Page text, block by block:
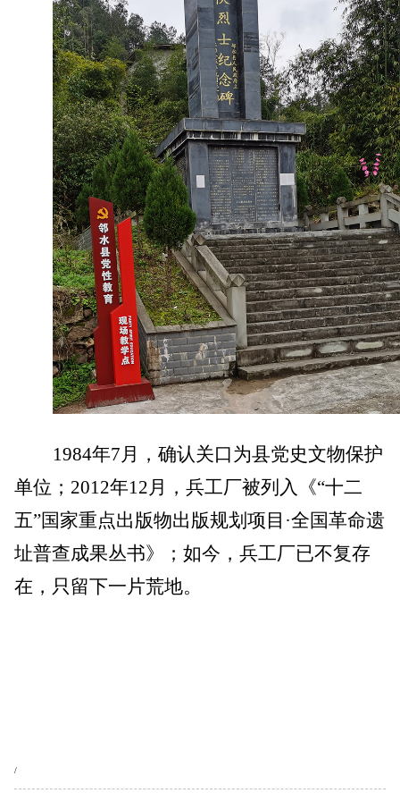
1984年7月，确认关口为县党史文物保护
单位；2012年12月，兵工厂被列入《“十二
五”国家重点出版物出版规划项目·全国革命遗
址普查成果丛书》；如今，兵工厂已不复存
在，只留下一片荒地。
/